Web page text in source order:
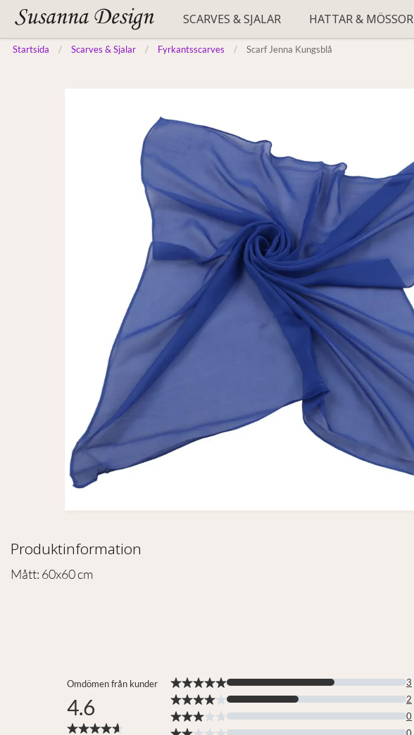
SCARVES & SJALAR HATTAR & MÖSSOR
Startsida Scarves & Sjalar Fyrkantsscarves Scarf Jenna Kungsblå
Produktinformation
Mått: 60x60 cm